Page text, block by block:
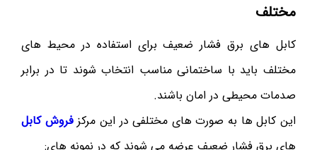
مختلف
کابل های برق فشار ضعیف برای استفاده در محیط های
مختلف باید با ساختمانی مناسب انتخاب شوند تا در برابر
صدمات محیطی در امان باشند.
این کابل ها به صورت های مختلفی در این مرکزفروش کابل
های برق فشار ضعیف عرضه می شوند که در نمونه های: